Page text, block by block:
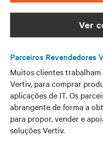
ver
Parceiros Revendedores
Muitos clientes
Vertiv, para comprar
aplicações de IT. Os
abrangente de forma a
para propor, vender e
soluções Vertiv.